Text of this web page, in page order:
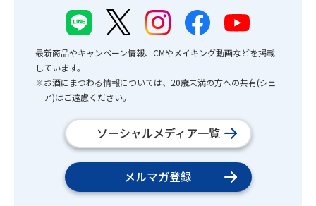
最新商品やキャンペーン情報、CMやメイキング動画などを掲載
しています。
※お酒にまつわる情報については、20歳未満の方への共有(シェ
ア)はご遠慮ください。
ソーシャルメディア一覧
メルマガ登録